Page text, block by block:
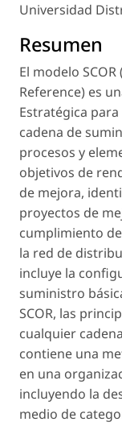
Universidad
Resumen
El modelo
Reference) es
Estratégica
cadena de
procesos y
objetivos de
de mejora,
proyectos de
cumplimiento
la red de
incluye la
suministro
SCOR, las
cualquier
contiene una
en una
incluyendo la
medio de